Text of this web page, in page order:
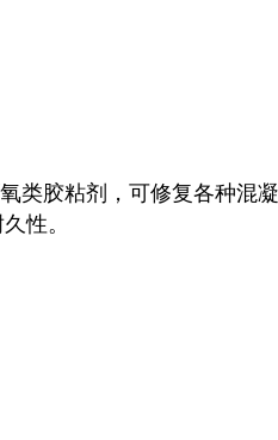
类胶粘剂， 可修复各种混
性。